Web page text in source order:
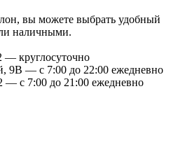
вы можете выбрать удобный
наличными.
— круглосуточно
9В — с 7:00 до 22:00 ежедневно
— с 7:00 до 21:00 ежедневно